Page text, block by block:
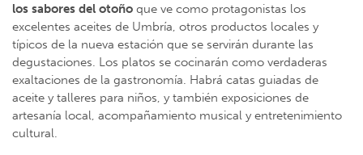
los sabores del otoño que ve como protagonistas los
excelentes aceites de Umbría, otros productos locales y
típicos de la nueva estación que se servirán durante las
degustaciones. Los platos se cocinarán como verdaderas
exaltaciones de la gastronomía. Habrá catas guiadas de
aceite y talleres para niños, y también exposiciones de
artesanía local, acompañamiento musical y entretenimiento
cultural.